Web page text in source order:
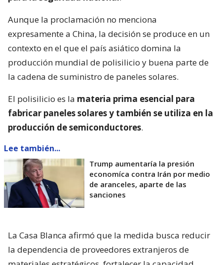
Aunque la proclamación no menciona
expresamente a China, la decisión se produce en un
contexto en el que el país asiático domina la
producción mundial de polisilicio y buena parte de
la cadena de suministro de paneles solares.
El polisilicio es la materia prima esencial para
fabricar paneles solares y también se utiliza en la
producción de semiconductores.
Lee también...
Trump aumentaría la presión
economíca contra Irán por medio
de aranceles, aparte de las
sanciones
La Casa Blanca afirmó que la medida busca reducir
la dependencia de proveedores extranjeros de